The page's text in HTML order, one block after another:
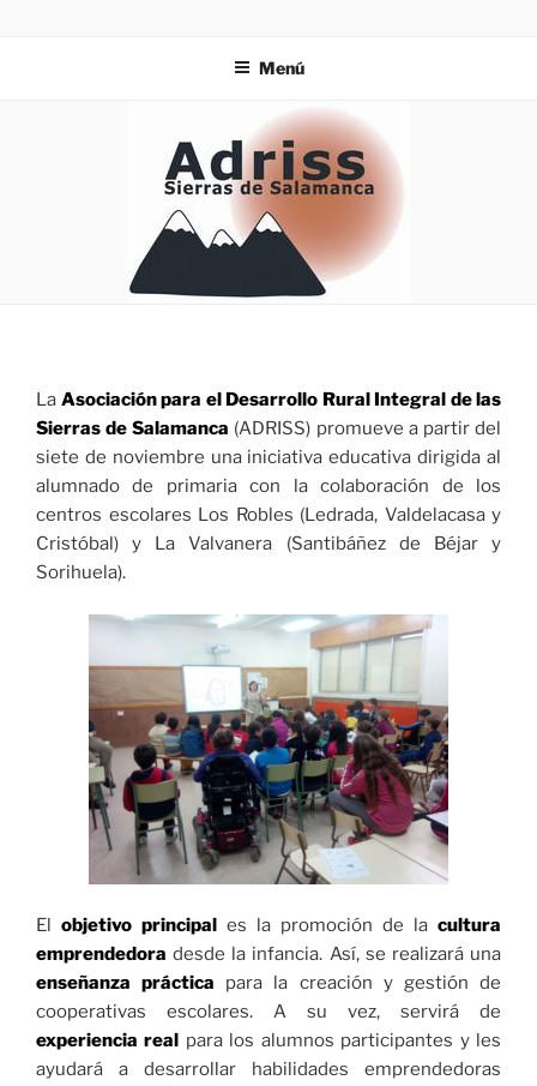
Menú
La Asociación para el Desarrollo Rural Integral de las
Sierras de Salamanca (ADRISS) promueve a partir del
siete de noviembre una iniciativa educativa dirigida al
alumnado de primaria con la colaboración de los
centros escolares Los Robles (Ledrada, Valdelacasa y
Cristóbal) y La Valvanera (Santibáñez de Béjar y
Sorihuela).
El objetivo principal es la promoción de la cultura
emprendedora desde la infancia. Así, se realizará una
enseñanza práctica para la creación y gestión de
cooperativas escolares. A su vez, servirá de
experiencia real
para los alumnos participantes y les
ayudará a desarrollar habilidades emprendedoras